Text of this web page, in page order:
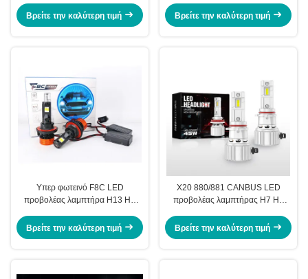
ανεμιστήρα 12000LM για όλα τα
φώτα αυτοκινήτων
Βρείτε την καλύτερη τιμή
ανεμιστήρα για φώτα αυτοκινήτου
Βρείτε την καλύτερη τιμή
Υπερ φωτεινό F8C LED
προβολέας λαμπτήρα H13 H4
80W 14000LM Copper Tube PCB
για 12V 24V προβολέα
Βρείτε την καλύτερη τιμή
X20 880/881 CANBUS LED
προβολέας λαμπτήρας H7 H4
αυτοκίνητο LED προβολέας
Βρείτε την καλύτερη τιμή